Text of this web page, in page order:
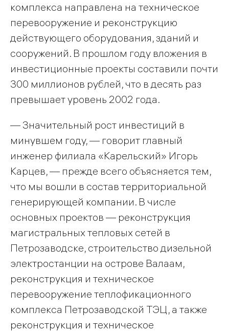
комплекса направлена на техническое
перевооружение и реконструкцию
действующего оборудования, зданий и
сооружений. В прошлом году вложения в
инвестиционные проекты составили почти
300 миллионов рублей, что в десять раз
превышает уровень 2002 года.
— Значительный рост инвестиций в
минувшем году, — говорит главный
инженер филиала «Карельский» Игорь
Карцев, — прежде всего объясняется тем,
что мы вошли в состав территориальной
генерирующей компании. В числе
основных проектов — реконструкция
магистральных тепловых сетей в
Петрозаводске, строительство дизельной
электростанции на острове Валаам,
реконструкция и техническое
перевооружение теплофикационного
комплекса Петрозаводской ТЭЦ, а также
реконструкция и техническое